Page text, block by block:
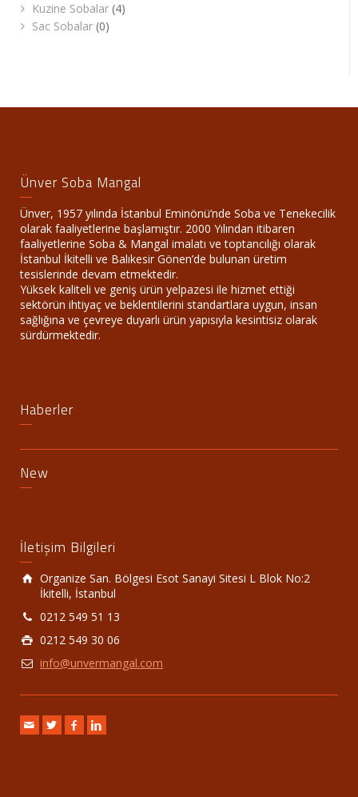
Kuzine Sobalar (4)
Sac Sobalar (0)
Ünver Soba Mangal
Ünver, 1957 yılında İstanbul Eminönü’nde Soba ve Tenekecilik
olarak faaliyetlerine başlamıştır. 2000 Yılından itibaren
faaliyetlerine Soba & Mangal imalatı ve toptancılığı olarak
İstanbul İkitelli ve Balıkesir Gönen’de bulunan üretim
tesislerinde devam etmektedir.
Yüksek kaliteli ve geniş ürün yelpazesi ile hizmet ettiği
sektörün ihtiyaç ve beklentilerini standartlara uygun, insan
sağlığına ve çevreye duyarlı ürün yapısıyla kesintisiz olarak
sürdürmektedir.
Haberler
New
İletişim Bilgileri
Organize San. Bölgesi Esot Sanayi Sitesi L Blok No:2
İkitelli, İstanbul
0212 549 51 13
0212 549 30 06
info@unvermangal.com